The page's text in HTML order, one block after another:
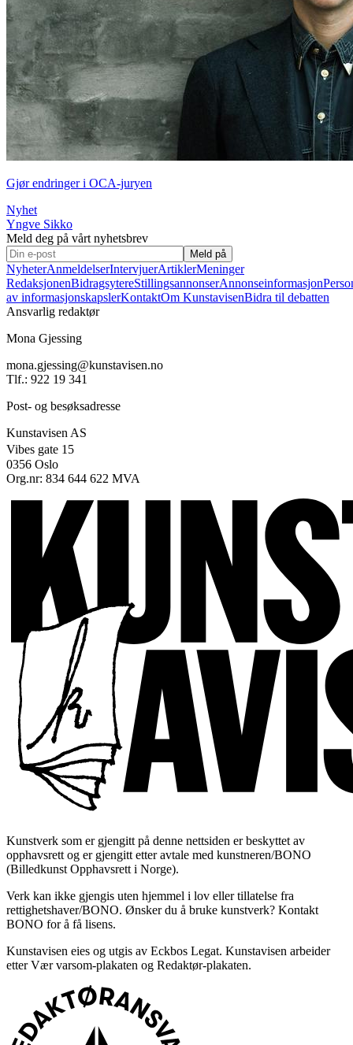
Gjør endringer i OCA-juryen
Nyhet
Yngve Sikko
Meld deg på vårt nyhetsbrev
Meld på
NyheterAnmeldelserIntervjuerArtiklerMeninger
RedaksjonenBidragsytereStillingsannonserAnnonseinformasjon
av informasjonskapslerKontaktOm KunstavisenBidra til debatten
Ansvarlig redaktør
Mona Gjessing
mona.gjessing@kunstavisen.no
Tlf.: 922 19 341
Post- og besøksadresse
Kunstavisen AS
Vibes gate 15
0356 Oslo
Org.nr: 834 644 622 MVA
Kunstverk som er gjengitt på denne nettsiden er beskyttet av
opphavsrett og er gjengitt etter avtale med kunstneren/BONO
(Billedkunst Opphavsrett i Norge).
Verk kan ikke gjengis uten hjemmel i lov eller tillatelse fra
rettighetshaver/BONO. Ønsker du å bruke kunstverk? Kontakt
BONO for å få lisens.
Kunstavisen eies og utgis av Eckbos Legat. Kunstavisen arbeider
etter Vær varsom-plakaten og Redaktør-plakaten.